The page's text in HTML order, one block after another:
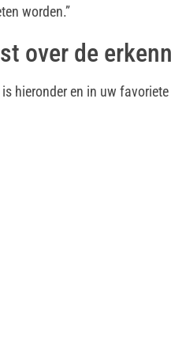
worden.”
over de
hieronder en in uw